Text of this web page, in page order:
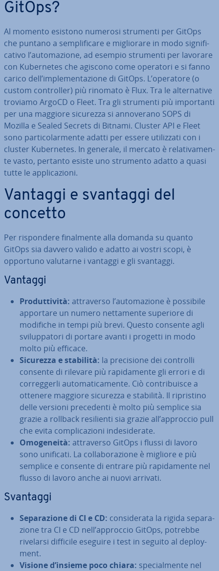
GitOps?
Al momento esistono numerosi strumenti per GitOps
che puntano a sem­pli­fi­ca­re e mi­glio­ra­re in modo si­gni­fi­
ca­ti­vo l’au­to­ma­zio­ne, ad esempio strumenti per lavorare
con Ku­ber­ne­tes che agiscono come operatori e si fanno
carico dell’im­ple­men­ta­zio­ne di GitOps. L’operatore (o
custom con­trol­ler) più rinomato è Flux. Tra le al­ter­na­ti­ve
troviamo ArgoCD o Fleet. Tra gli strumenti più im­por­tan­ti
per una maggiore sicurezza si an­no­ve­ra­no SOPS di
Mozilla e Sealed Secrets di Bitnami. Cluster API e Fleet
sono par­ti­co­lar­men­te adatti per essere uti­liz­za­ti con i
cluster Ku­ber­ne­tes. In generale, il mercato è re­la­ti­va­men­
te vasto, pertanto esiste uno strumento adatto a quasi
tutte le ap­pli­ca­zio­ni.
Vantaggi e svantaggi del
concetto
Per ri­spon­de­re fi­nal­men­te alla domanda su quanto
GitOps sia davvero valido e adatto ai vostri scopi, è
opportuno valutarne i vantaggi e gli svantaggi.
Vantaggi
Pro­dut­ti­vi­tà: at­tra­ver­so l’au­to­ma­zio­ne è possibile
apportare un numero net­ta­men­te superiore di
modifiche in tempi più brevi. Questo consente agli
svi­lup­pa­to­ri di portare avanti i progetti in modo
molto più efficace.
Sicurezza e stabilità: la pre­ci­sio­ne dei controlli
consente di rilevare più ra­pi­da­men­te gli errori e di
cor­reg­ger­li au­to­ma­ti­ca­men­te. Ciò con­tri­bui­sce a
ottenere maggiore sicurezza e stabilità. Il ri­pri­sti­no
delle versioni pre­ce­den­ti è molto più semplice sia
grazie a rollback re­si­lien­ti sia grazie all’approccio pull
che evita com­pli­ca­zio­ni in­de­si­de­ra­te.
Omo­ge­nei­tà: at­tra­ver­so GitOps i flussi di lavoro
sono unificati. La col­la­bo­ra­zio­ne è migliore e più
semplice e consente di entrare più ra­pi­da­men­te nel
flusso di lavoro anche ai nuovi arrivati.
Svantaggi
Se­pa­ra­zio­ne di CI e CD: con­si­de­ra­ta la rigida se­pa­ra­
zio­ne tra CI e CD nell’approccio GitOps, potrebbe
rivelarsi difficile eseguire i test in seguito al de­ploy­
ment.
Visione d’insieme poco chiara: spe­cial­men­te nel